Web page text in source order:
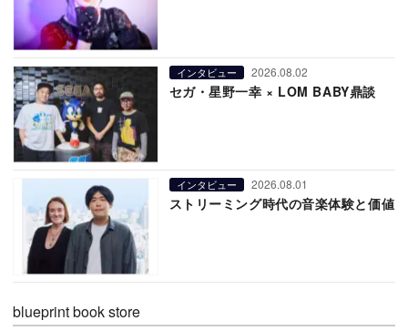
インタビュー 2026.08.02
セガ・星野一幸 × LOM BABY鼎談
インタビュー 2026.08.01
ストリーミング時代の音楽体験と価値
blueprint book store